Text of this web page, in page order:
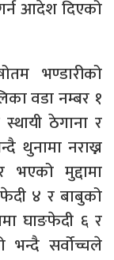
आदेश दिएको
भण्डारीको
वडा नम्बर १
ठेगाना र
थुनामा नराख्न
मुद्दामा
४ र बाबुको
घाङफेदी ६ र
सर्वोच्चले